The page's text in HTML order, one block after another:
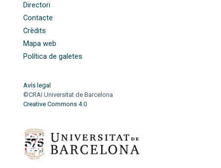
Directori
Contacte
Crèdits
Mapa web
Política de galetes
Avís legal
©CRAI Universitat de Barcelona
Creative Commons 4.0